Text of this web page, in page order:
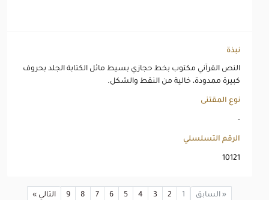
نبذة
النص القرآني مكتوب بخط حجازي بسيط مائل الكتابة الجلد بحروف
كبيرة ممدودة، خالية من النقط والشكل.
نوع المقتنى
-
الرقم التسلسلي
10121
« السابق 1
2
3
4
5
6
7
8
9 التالي »